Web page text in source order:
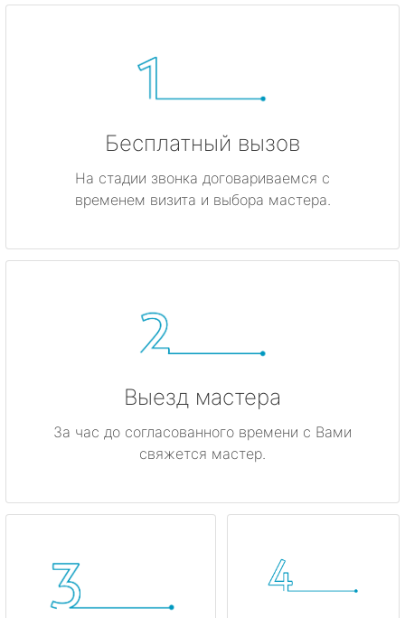
Бесплатный вызов
На стадии звонка договариваемся с
временем визита и выбора мастера.
Выезд мастера
За час до согласованного времени с Вами
свяжется мастер.